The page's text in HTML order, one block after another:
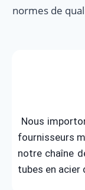
normes de
Nous
fournisseurs
notre chaîne
tubes en acier